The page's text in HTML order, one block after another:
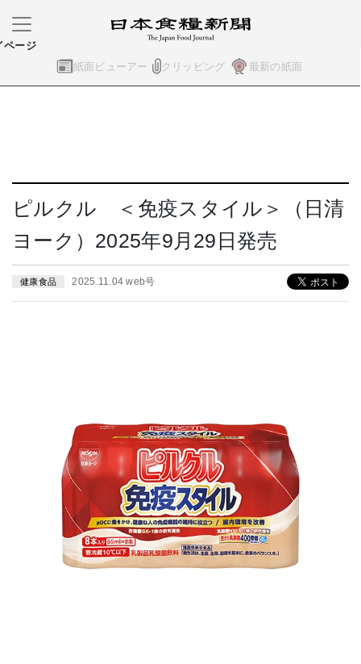
紙面ビューアー クリッピング 最新の紙面
ページ
ピルクル ＜免疫スタイル＞（日清
ヨーク）2025年9月29日発売
健康食品 2025.11.04 web号